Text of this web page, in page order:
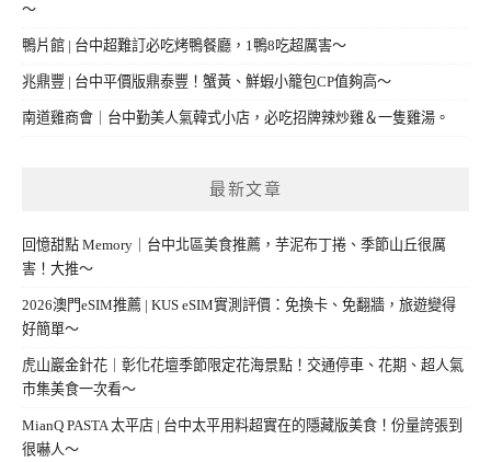
～
鴨片館 | 台中超難訂必吃烤鴨餐廳，1鴨8吃超厲害～
兆鼎豐 | 台中平價版鼎泰豐！蟹黃、鮮蝦小籠包CP值夠高～
南道雞商會｜台中勤美人氣韓式小店，必吃招牌辣炒雞＆一隻雞湯。
最新文章
回憶甜點 Memory｜台中北區美食推薦，芋泥布丁捲、季節山丘很厲
害！大推～
2026澳門eSIM推薦 | KUS eSIM實測評價：免換卡、免翻牆，旅遊變得
好簡單～
虎山巖金針花｜彰化花壇季節限定花海景點！交通停車、花期、超人氣
市集美食一次看～
MianQ PASTA 太平店 | 台中太平用料超實在的隱藏版美食！份量誇張到
很嚇人～